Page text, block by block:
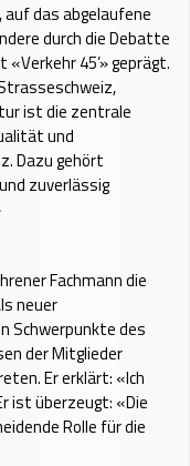
das abgelaufene
durch die Debatte
45’» geprägt.
ist die zentrale
und
Dazu gehört
zuverlässig
Fachmann die
neuer
Schwerpunkte des
der Mitglieder
Er erklärt: «Ich
ist überzeugt: «Die
Rolle für die